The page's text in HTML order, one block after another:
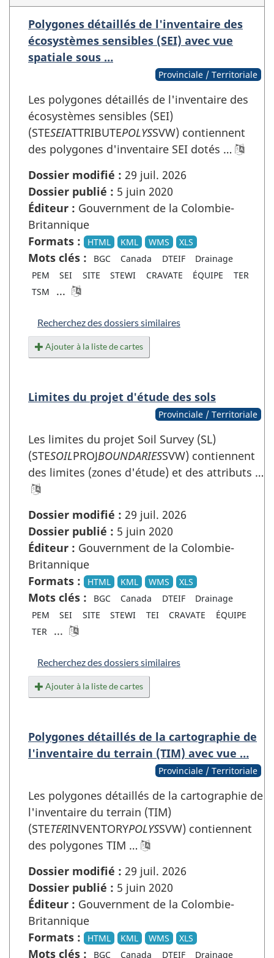
Polygones détaillés de l'inventaire des
écosystèmes sensibles (SEI) avec vue
spatiale sous …
Provinciale / Territoriale
Les polygones détaillés de l'inventaire des
écosystèmes sensibles (SEI)
(STESEIATTRIBUTEPOLYSSVW) contiennent
des polygones d'inventaire SEI dotés …
Dossier modifié : 29 juil. 2026
Dossier publié : 5 juin 2020
Éditeur : Gouvernment de la Colombie-
Britannique
Formats :
HTML KML WMS XLS
Mots clés : BGC Canada DTEIF
Drainage
PEM
SEI SITE STEWI CRAVATE ÉQUIPE
TER
TSM
...
Recherchez des dossiers similaires
Ajouter à la liste de cartes
Limites du projet d'étude des sols
Provinciale / Territoriale
Les limites du projet Soil Survey (SL)
(STESOILPROJBOUNDARIESSVW) contiennent
des limites (zones d'étude) et des attributs …
Dossier modifié : 29 juil. 2026
Dossier publié : 5 juin 2020
Éditeur : Gouvernment de la Colombie-
Britannique
Formats :
HTML KML WMS XLS
Mots clés : BGC Canada DTEIF
Drainage
PEM
SEI SITE STEWI TEI CRAVATE
ÉQUIPE
TER
...
Recherchez des dossiers similaires
Ajouter à la liste de cartes
Polygones détaillés de la cartographie de
l'inventaire du terrain (TIM) avec vue …
Provinciale / Territoriale
Les polygones détaillés de la cartographie de
l'inventaire du terrain (TIM)
(STETERINVENTORYPOLYSSVW) contiennent
des polygones TIM …
Dossier modifié : 29 juil. 2026
Dossier publié : 5 juin 2020
Éditeur : Gouvernment de la Colombie-
Britannique
Formats :
HTML KML WMS XLS
Mots clés : BGC Canada DTEIF Drainage